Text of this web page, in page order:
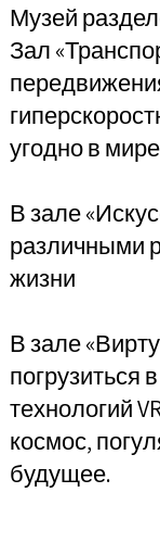
Музей
Зал
угодно в
В зале
различными
жизни
В зале
технологий
космос,
будущее.